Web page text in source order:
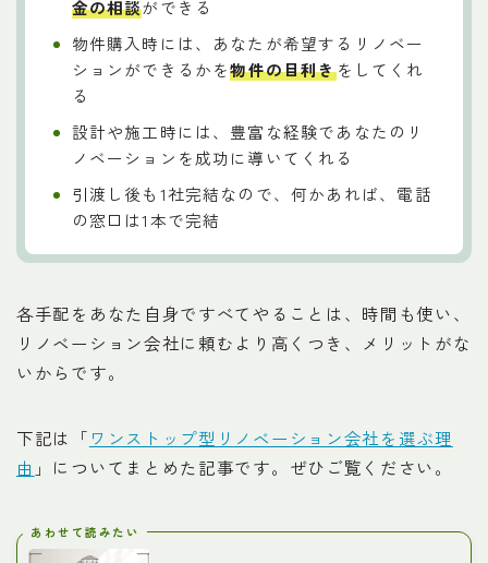
金の相談ができる
物件購入時には、あなたが希望するリノベー
ションができるかを物件の目利きをしてくれ
る
設計や施工時には、豊富な経験であなたのリ
ノベーションを成功に導いてくれる
引渡し後も1社完結なので、何かあれば、電話
の窓口は1本で完結
各手配をあなた自身ですべてやることは、時間も使い、
リノベーション会社に頼むより高くつき、メリットがな
いからです。
下記は「 ワンストップ型リノベーション会社を選ぶ理
由 」についてまとめた記事です。ぜひご覧ください。
あわせて読みたい